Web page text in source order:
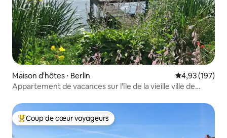
Maison d'hôtes ⋅ Berlin Évaluation
4,93 (197)
Appartement de vacances sur l'île de la vieille ville de
Coups de cœur voyageurs les plus appréciés
Coup de cœur voyageurs